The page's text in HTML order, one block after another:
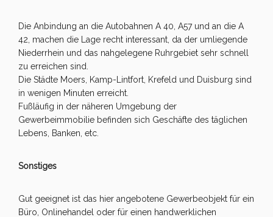
Die Anbindung an die Autobahnen A 40, A57 und an die A
42, machen die Lage recht interessant, da der umliegende
Niederrhein und das nahgelegene Ruhrgebiet sehr schnell
zu erreichen sind.
Die Städte Moers, Kamp-Lintfort, Krefeld und Duisburg sind
in wenigen Minuten erreicht.
Fußläufig in der näheren Umgebung der
Gewerbeimmobilie befinden sich Geschäfte des täglichen
Lebens, Banken, etc.
Sonstiges
Gut geeignet ist das hier angebotene Gewerbeobjekt für ein
Büro, Onlinehandel oder für einen handwerklichen